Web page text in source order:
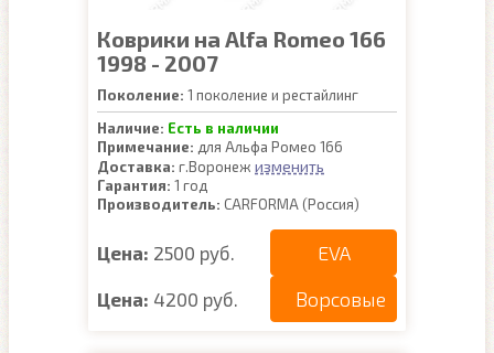
Коврики на Alfa Romeo 166
1998 - 2007
Поколение: 1 поколение и рестайлинг
Наличие: Есть в наличии
Примечание: для Альфа Ромео 166
Доставка: г.Воронеж изменить
Гарантия: 1 год
Производитель: CARFORMA (Россия)
Цена: 2500 руб. EVA
Цена: 4200 руб. Ворсовые